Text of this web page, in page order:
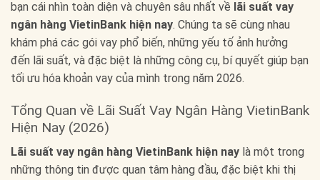
bạn cái nhìn toàn diện và chuyên sâu nhất về lãi suất vay
ngân hàng VietinBank hiện nay. Chúng ta sẽ cùng nhau
khám phá các gói vay phổ biến, những yếu tố ảnh hưởng
đến lãi suất, và đặc biệt là những công cụ, bí quyết giúp bạn
tối ưu hóa khoản vay của mình trong năm 2026.
Tổng Quan về Lãi Suất Vay Ngân Hàng VietinBank
Hiện Nay (2026)
Lãi suất vay ngân hàng VietinBank hiện nay là một trong
những thông tin được quan tâm hàng đầu, đặc biệt khi thị